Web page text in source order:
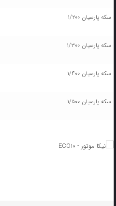
سکه پارسیان ۱/۲۰۰
سکه پارسیان ۱/۳۰۰
سکه پارسیان ۱/۴۰۰
سکه پارسیان ۱/۵۰۰